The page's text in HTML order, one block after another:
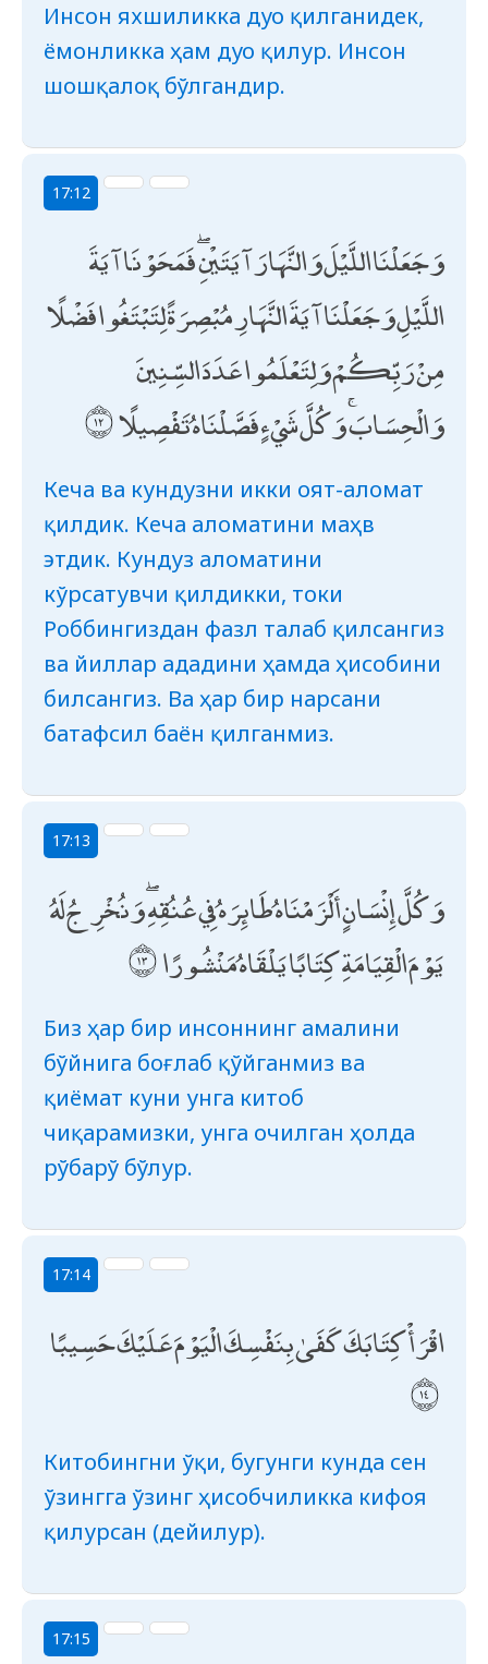
Инсон яхшиликка дуо қилганидек,
ёмонликка ҳам дуо қилур. Инсон
шошқалоқ бўлгандир.
17:12
وَجَعَلْنَا اللَّيْلَ وَالنَّهَارَ آيَتَيْنِ ۖ فَمَحَوْنَا آيَةَ
اللَّيْلِ وَجَعَلْنَا آيَةَ النَّهَارِ مُبْصِرَةً لِتَبْتَغُوا فَضْلًا
مِنْ رَبِّكُمْ وَلِتَعْلَمُوا عَدَدَ السِّنِينَ
وَالْحِسَابَ ۚ وَكُلَّ شَيْءٍ فَصَّلْنَاهُ تَفْصِيلًا
Кеча ва кундузни икки оят-аломат
қилдик. Кеча аломатини маҳв
этдик. Кундуз аломатини
кўрсатувчи қилдикки, токи
Роббингиздан фазл талаб қилсангиз
ва йиллар ададини ҳамда ҳисобини
билсангиз. Ва ҳар бир нарсани
батафсил баён қилганмиз.
17:13
وَكُلَّ إِنْسَانٍ أَلْزَمْنَاهُ طَائِرَهُ فِي عُنُقِهِ ۖ وَنُخْرِجُ لَهُ
يَوْمَ الْقِيَامَةِ كِتَابًا يَلْقَاهُ مَنْشُورًا
Биз ҳар бир инсоннинг амалини
бўйнига боғлаб қўйганмиз ва
қиёмат куни унга китоб
чиқарамизки, унга очилган ҳолда
рўбарў бўлур.
17:14
اقْرَأْ كِتَابَكَ كَفَىٰ بِنَفْسِكَ الْيَوْمَ عَلَيْكَ حَسِيبًا
Китобингни ўқи, бугунги кунда сен
ўзингга ўзинг ҳисобчиликка кифоя
қилурсан (дейилур).
17:15